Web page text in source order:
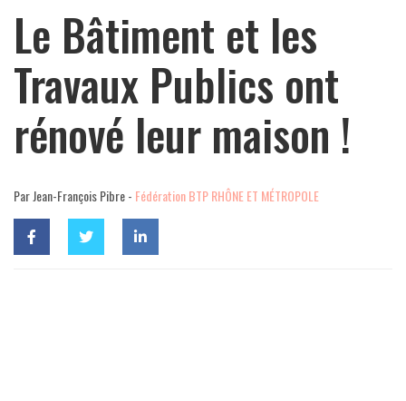
Le Bâtiment et les
Travaux Publics ont
rénové leur maison !
Par Jean-François Pibre - Fédération BTP RHÔNE ET MÉTROPOLE